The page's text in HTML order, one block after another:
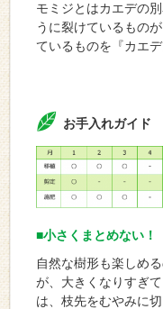
モミジとはカエデの
うに裂けているもの
ているものを『カエデ
お手入れガイド
■小さくまとめない！
自然な樹形も楽しめ
が、大きくなりすぎ
は、枝先をむやみに